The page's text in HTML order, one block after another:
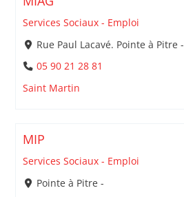
Services Sociaux - Emploi
Rue Paul Lacavé. Pointe à Pitre -
05 90 21 28 81
Saint Martin
MIP
Services Sociaux - Emploi
Pointe à Pitre -